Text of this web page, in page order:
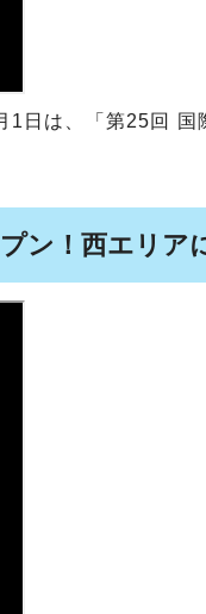
日は、「第25回 国
ン！西エリア